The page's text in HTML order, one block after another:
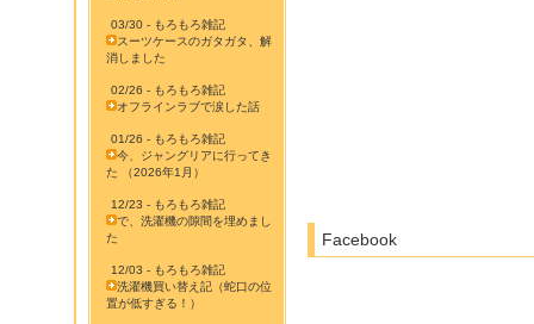
03/30 - もろもろ雑記
スーツケースのガタガタ、解
消しました
02/26 - もろもろ雑記
オフラインラブで涙した話
01/26 - もろもろ雑記
今、ジャングリアに行ってき
た （2026年1月）
12/23 - もろもろ雑記
で、洗濯機の隙間を埋めまし
た
12/03 - もろもろ雑記
洗濯機買い替え記（蛇口の位
置が低すぎる！）
Facebook